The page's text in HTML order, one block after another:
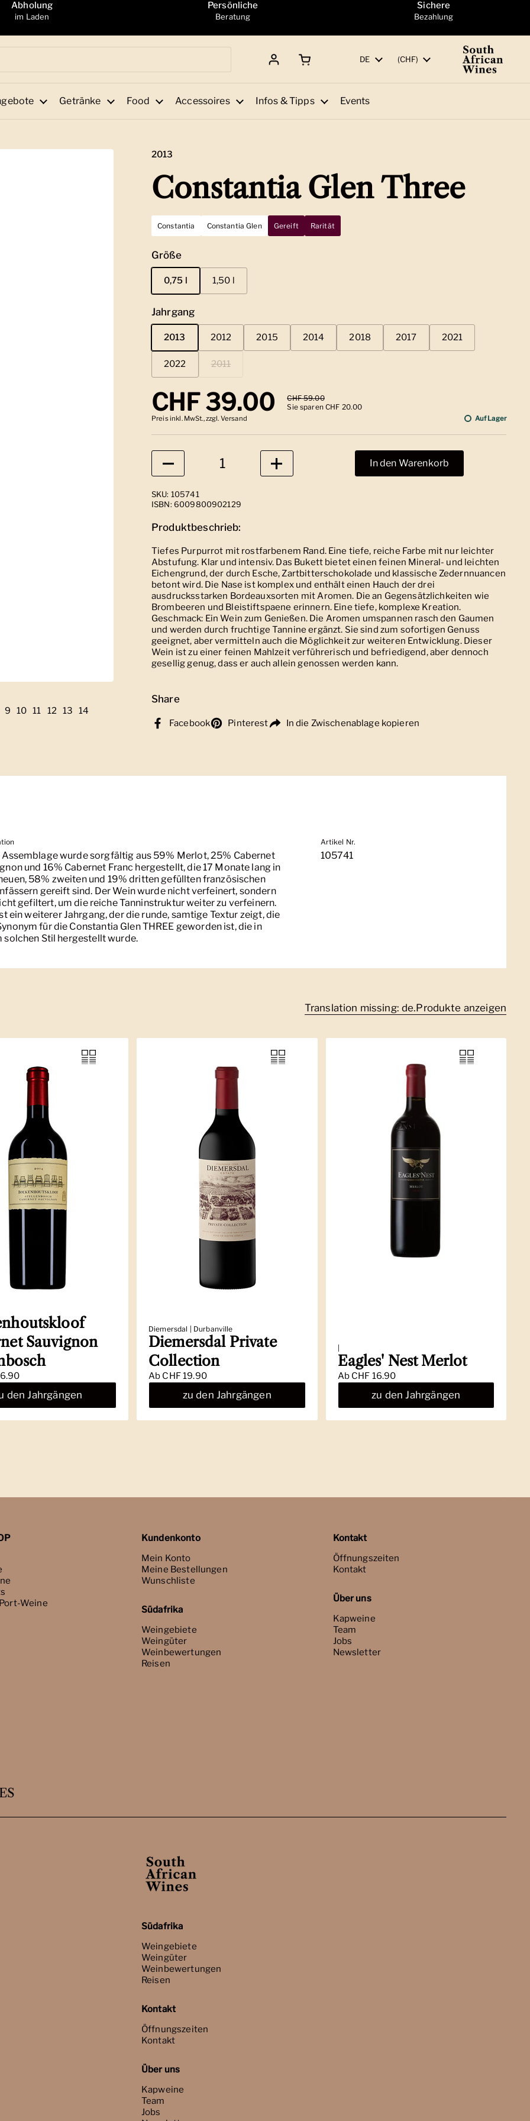
Abholung
im Laden
Persönliche
Beratung
Sichere
Bezahlung
Sprache
DE Land/Region
(CHF)
Getränke Food Accessoires Infos & Tipps Events
5 6
Folie 7
Folie 8
Zeige Folie 9
9 Zeige Folie 10
10 Zeige Folie 11
11 Zeige Folie 12
12 Zeige Folie 13
13 Zeige Folie 14
14
2013
Constantia Glen Three
Constantia Constantia Glen Gereift Rarität
Größe
0,75 l 1,50 l
Jahrgang
2013 2012 2015 2014 2018 2017 2021
2022 2011
Regulärer Preis
CHF 39.00 Sale-Preis
CHF 59.00
Sie sparen CHF 20.00
Preis inkl. MwSt., zzgl. Versand Auf Lager
Anzahl
In den Warenkorb
SKU: 105741
ISBN: 6009800902129
Produktbeschrieb:
Tiefes Purpurrot mit rostfarbenem Rand. Eine tiefe, reiche Farbe mit nur leichter
Abstufung. Klar und intensiv. Das Bukett bietet einen feinen Mineral- und leichten
Eichengrund, der durch Esche, Zartbitterschokolade und klassische Zedernnuancen
betont wird. Die Nase ist komplex und enthält einen Hauch der drei
ausdrucksstarken Bordeauxsorten mit Aromen. Die an Gegensätzlichkeiten wie
Brombeeren und Bleistiftspaene erinnern. Eine tiefe, komplexe Kreation.
Geschmack: Ein Wein zum Genießen. Die Aromen umspannen rasch den Gaumen
und werden durch fruchtige Tannine ergänzt. Sie sind zum sofortigen Genuss
geeignet, aber vermitteln auch die Möglichkeit zur weiteren Entwicklung. Dieser
Wein ist zu einer feinen Mahlzeit verführerisch und befriedigend, aber dennoch
gesellig genug, dass er auch allein genossen werden kann.
Share
Facebook Pinterest In die Zwischenablage kopieren
Assemblage wurde sorgfältig aus 59% Merlot, 25% Cabernet
und 16% Cabernet Franc hergestellt, die 17 Monate lang in
58% zweiten und 19% dritten gefüllten französischen
gereift sind. Der Wein wurde nicht verfeinert, sondern
gefiltert, um die reiche Tanninstruktur weiter zu verfeinern.
ein weiterer Jahrgang, der die runde, samtige Textur zeigt, die
für die Constantia Glen THREE geworden ist, die in
solchen Stil hergestellt wurde.
Artikel Nr.
105741
Translation missing: de.Produkte anzeigen
Sauvignon
den Jahrgängen
Diemersdal | Durbanville
Diemersdal Private
Collection
Ab CHF 19.90
zu den Jahrgängen
Eagles' Nest Merlot
Ab CHF 16.90
zu den Jahrgängen
Weine
Kundenkonto
Mein Konto
Meine Bestellungen
Wunschliste
Südafrika
Weingebiete
Weingüter
Weinbewertungen
Reisen
Kontakt
Öffnungszeiten
Kontakt
Über uns
Kapweine
Team
Jobs
Newsletter
Südafrika
Weingebiete
Weingüter
Weinbewertungen
Reisen
Kontakt
Öffnungszeiten
Kontakt
Über uns
Kapweine
Team
Jobs